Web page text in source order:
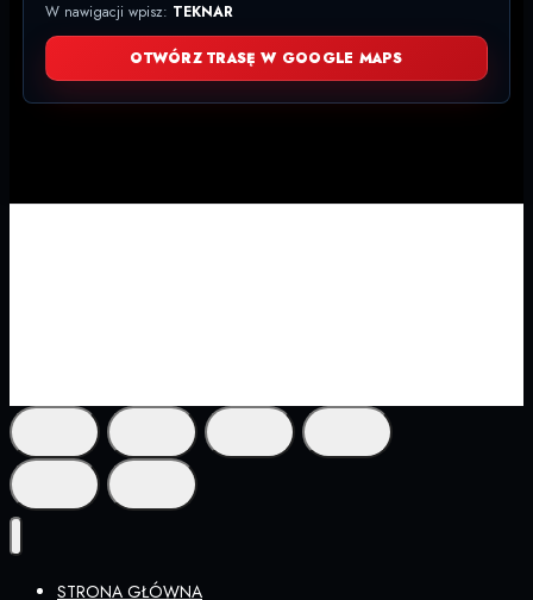
W nawigacji wpisz: TEKNAR
OTWÓRZ TRASĘ W GOOGLE MAPS
STRONA GŁÓWNA